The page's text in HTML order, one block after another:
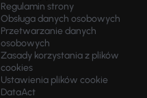
Regulamin strony
Obsługa danych osobowych
Przetwarzanie danych
osobowych
Zasady korzystania z plików
cookies
Ustawienia plików cookie
DataAct